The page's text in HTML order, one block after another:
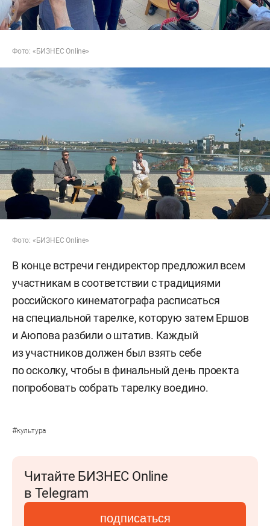
Фото: «БИЗНЕС Online»
Фото: «БИЗНЕС Online»
В конце встречи гендиректор предложил всем
участникам в соответствии с традициями
российского кинематографа расписаться
на специальной тарелке, которую затем Ершов
и Аюпова разбили о штатив. Каждый
из участников должен был взять себе
по осколку, чтобы в финальный день проекта
попробовать собрать тарелку воедино.
#культура
Читайте БИЗНЕС Online
в Telegram
подписаться